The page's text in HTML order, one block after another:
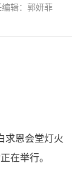
编辑：郭妍菲
求恩会堂灯火
在举行。